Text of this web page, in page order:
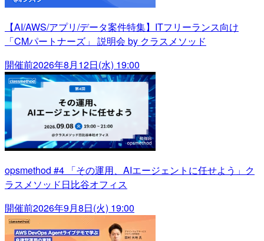
【AI/AWS/アプリ/データ案件特集】ITフリーランス向け
「CMパートナーズ」 説明会 by クラスメソッド
開催前2026年8月12日(水) 19:00
opsmethod #4 「その運用、AIエージェントに任せよう」ク
ラスメソッド日比谷オフィス
開催前2026年9月8日(火) 19:00